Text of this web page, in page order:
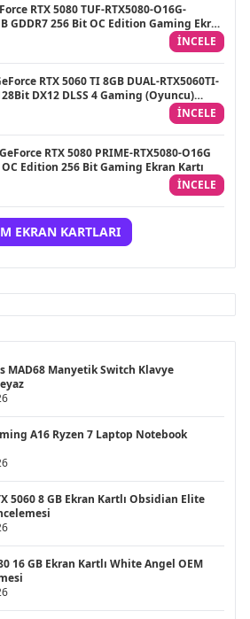
RTX 5080 TUF-RTX5080-O16G-
GDDR7 256 Bit OC Edition Gaming Ekran
INCELE
RTX 5060 TI 8GB DUAL-RTX5060TI-
DX12 DLSS 4 Gaming (Oyuncu)
INCELE
RTX 5080 PRIME-RTX5080-O16G
OC Edition 256 Bit Gaming Ekran Kartı
INCELE
EKRAN KARTLARI
MAD68 Manyetik Switch Klavye
A16 Ryzen 7 Laptop Notebook
5060 8 GB Ekran Kartlı Obsidian Elite
16 GB Ekran Kartlı White Angel OEM